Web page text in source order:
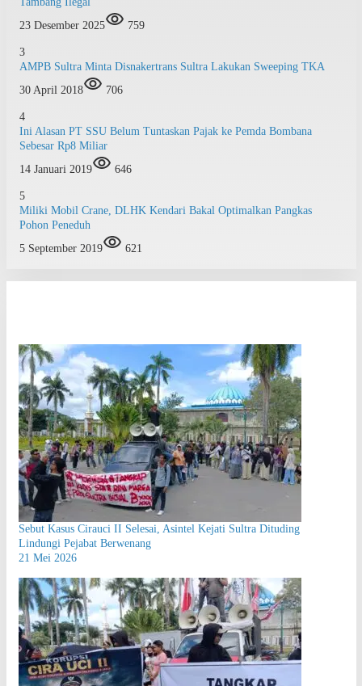
23 Desember 2025
759
3
AMPB Sultra Minta Disnakertrans Sultra Lakukan Sweeping TKA
30 April 2018
706
4
Ini Alasan PT SSU Belum Tuntaskan Pajak ke Pemda Bombana
Sebesar Rp8 Miliar
14 Januari 2019
646
5
Miliki Mobil Crane, DLHK Kendari Bakal Optimalkan Pangkas
Pohon Peneduh
5 September 2019
621
Sebut Kasus Cirauci II Selesai, Asintel Kejati Sultra Dituding
Lindungi Pejabat Berwenang
21 Mei 2026